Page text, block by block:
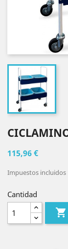
115,96 €
Impuestos incluidos
Cantidad
